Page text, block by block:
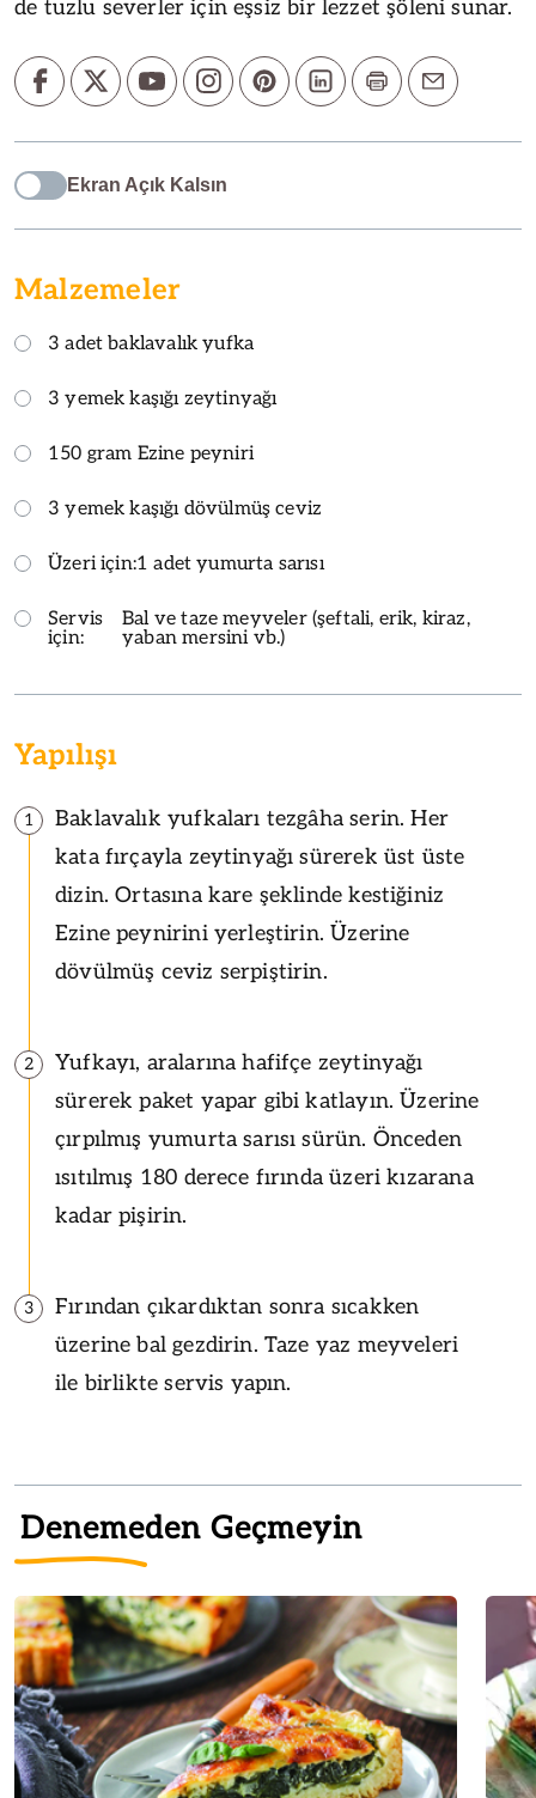
de tuzlu severler için eşsiz bir lezzet şöleni sunar.
Ekran Açık Kalsın
Malzemeler
3 adet baklavalık yufka
3 yemek kaşığı zeytinyağı
150 gram Ezine peyniri
3 yemek kaşığı dövülmüş ceviz
Üzeri için:1 adet yumurta sarısı
Servis
için:
Bal ve taze meyveler (şeftali, erik, kiraz,
yaban mersini vb.)
Yapılışı
1
Baklavalık yufkaları tezgâha serin. Her
kata fırçayla zeytinyağı sürerek üst üste
dizin. Ortasına kare şeklinde kestiğiniz
Ezine peynirini yerleştirin. Üzerine
dövülmüş ceviz serpiştirin.
2
Yufkayı, aralarına hafifçe zeytinyağı
sürerek paket yapar gibi katlayın. Üzerine
çırpılmış yumurta sarısı sürün. Önceden
ısıtılmış 180 derece fırında üzeri kızarana
kadar pişirin.
3
Fırından çıkardıktan sonra sıcakken
üzerine bal gezdirin. Taze yaz meyveleri
ile birlikte servis yapın.
Denemeden Geçmeyin